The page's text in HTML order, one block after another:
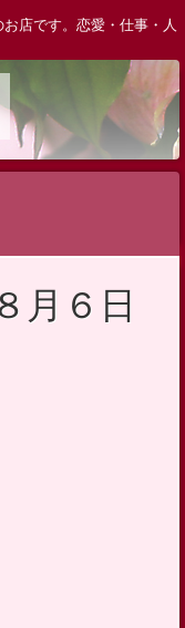
店です。恋愛・仕事・人
月６日